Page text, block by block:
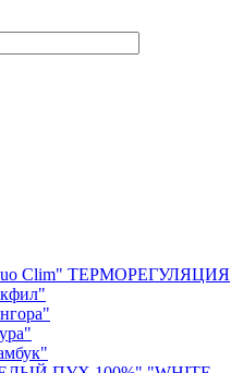
Clim" ТЕРМОРЕГУЛЯЦИЯ